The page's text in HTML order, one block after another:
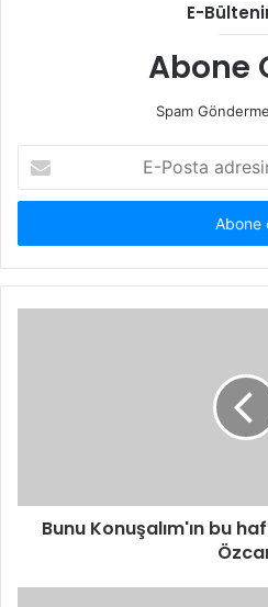
E-
Abone
Spam
Posta
adresinizi
Bunu Konuşalım'ın bu